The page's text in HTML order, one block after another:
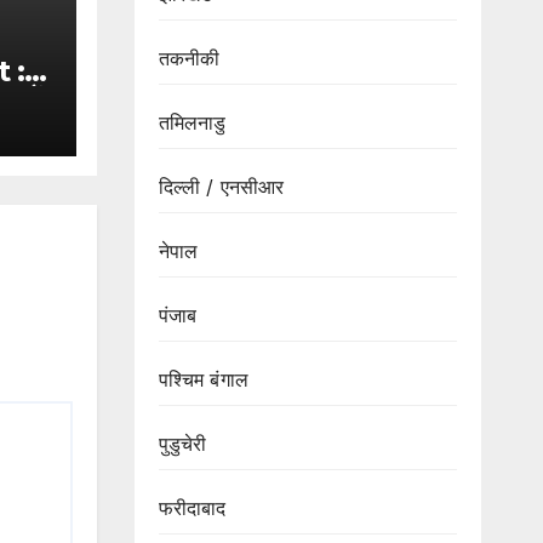
:-
तकनीकी
तमिलनाडु
दिल्ली / एनसीआर
नेपाल
पंजाब
पश्चिम बंगाल
पुडुचेरी
फरीदाबाद